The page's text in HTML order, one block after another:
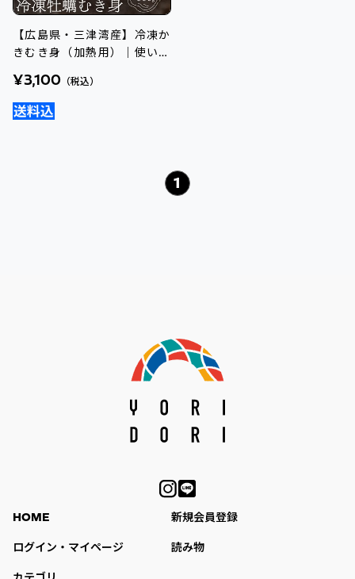
【広島県・三津湾産】冷凍か
きむき身（加熱用）｜使いや
¥3,100 （税込）
1
HOME 新規会員登録
ログイン・マイページ 読み物